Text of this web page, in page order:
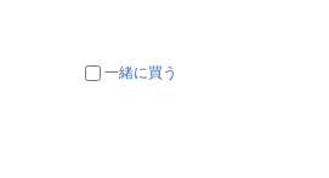
一緒に買う